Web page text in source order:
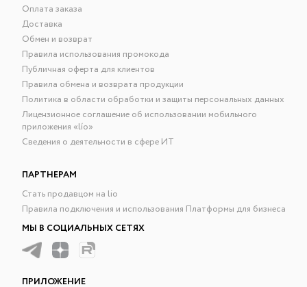
Оплата заказа
Доставка
Обмен и возврат
Правила использования промокода
Публичная оферта для клиентов
Правила обмена и возврата продукции
Политика в области обработки и защиты персональных данных
Лицензионное соглашение об использовании мобильного
приложения «lío»
Сведения о деятельности в сфере ИТ
ПАРТНЕРАМ
Стать продавцом на lio
Правила подключения и использования Платформы для бизнеса
МЫ В СОЦИАЛЬНЫХ СЕТЯХ
ПРИЛОЖЕНИЕ